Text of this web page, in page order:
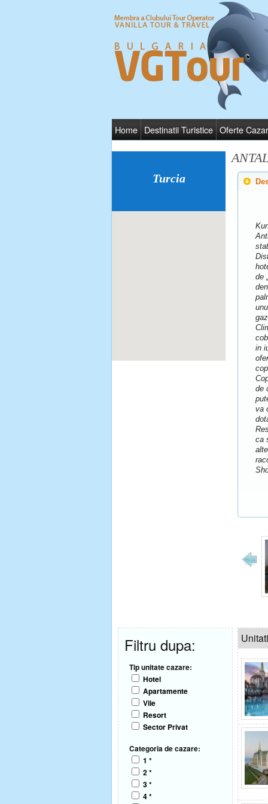
Home Destinatii Turistice Oferte
Turcia
de
in
de
va
ca
Filtru dupa:
Tip unitate cazare:
Hotel
Apartamente
Vile
Resort
Sector Privat
Categoria de cazare:
1 *
2 *
3 *
4 *